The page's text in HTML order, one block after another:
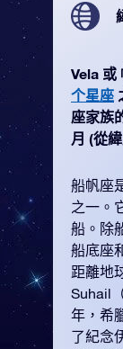
Vela 或
个星座
座家族
月 (從
船帆座
之一。
船。除
船底座
距離地
Suhail
年，希
了紀念